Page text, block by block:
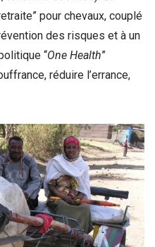
pour chevaux, couplé
des risques et à un
“One Health”
réduire l’errance,